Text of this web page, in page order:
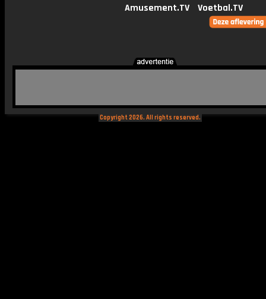
Amusement.TV
Voetbal.TV
Copyright 2026. All rights reserved.